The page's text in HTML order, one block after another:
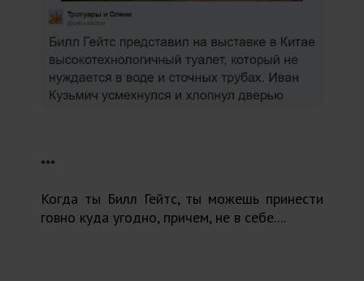
***
Когда ты Билл Гейтс, ты можешь принести
говно куда угодно, причем, не в себе....